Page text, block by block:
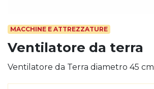
MACCHINE E ATTREZZATURE
Ventilatore da terra
Ventilatore da Terra diametro 45 cm